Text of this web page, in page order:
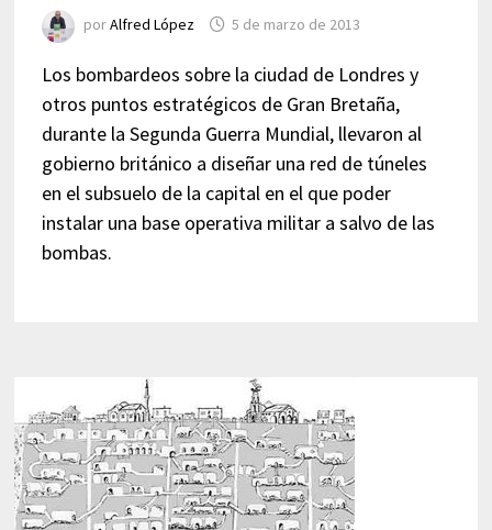
porAlfred López 5 de marzo de 2013
Los bombardeos sobre la ciudad de Londres y
otros puntos estratégicos de Gran Bretaña,
durante la Segunda Guerra Mundial, llevaron al
gobierno británico a diseñar una red de túneles
en el subsuelo de la capital en el que poder
instalar una base operativa militar a salvo de las
bombas.